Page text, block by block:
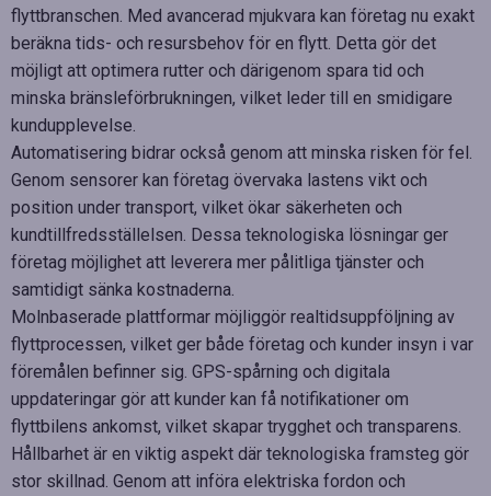
flyttbranschen. Med avancerad mjukvara kan företag nu exakt
beräkna tids- och resursbehov för en flytt. Detta gör det
möjligt att optimera rutter och därigenom spara tid och
minska bränsleförbrukningen, vilket leder till en smidigare
kundupplevelse.
Automatisering bidrar också genom att minska risken för fel.
Genom sensorer kan företag övervaka lastens vikt och
position under transport, vilket ökar säkerheten och
kundtillfredsställelsen. Dessa teknologiska lösningar ger
företag möjlighet att leverera mer pålitliga tjänster och
samtidigt sänka kostnaderna.
Molnbaserade plattformar möjliggör realtidsuppföljning av
flyttprocessen, vilket ger både företag och kunder insyn i var
föremålen befinner sig. GPS-spårning och digitala
uppdateringar gör att kunder kan få notifikationer om
flyttbilens ankomst, vilket skapar trygghet och transparens.
Hållbarhet är en viktig aspekt där teknologiska framsteg gör
stor skillnad. Genom att införa elektriska fordon och